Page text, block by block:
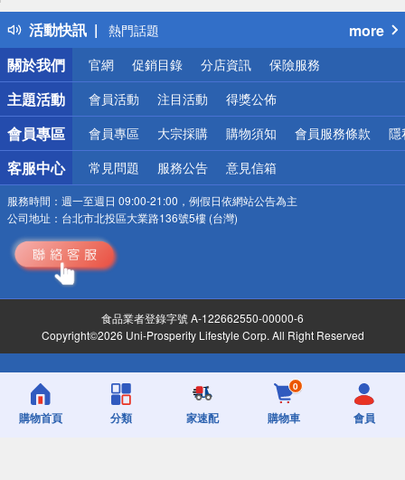
活動快訊
得獎公告
熱門話題
銀行優惠
偏遠地區配送
詐騙網頁！請小心！
more
關於我們
官網 促銷目錄 分店資訊 保險服務
主題活動 會員活動 注目活動 得獎公佈
會員專區 會員專區 大宗採購 購物須知 會員服務條款 隱
客服中心 常見問題 服務公告 意見信箱
服務時間： 週一至週日 09:00-21:00，例假日依網站公告為主
公司地址： 台北市北投區大業路136號5樓 (台灣)
食品業者登錄字號 A-122662550-00000-6
Copyright©2026 Uni-Prosperity Lifestyle Corp. All Right Reserved
購物首頁 分類 家速配
0
購物車 會員